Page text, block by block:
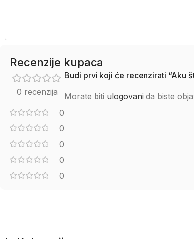
Recenzije kupaca
0 recenzija
0
0
0
0
0
Budi prvi koji će recenzirati “Aku
Morate biti ulogovani da biste